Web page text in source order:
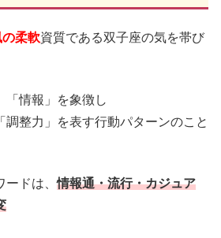
の柔軟資質である双子座の気を帯び
「情報」を象徴し
調整力」を表す行動パターンのこと
ードは、情報通・流行・カジュア